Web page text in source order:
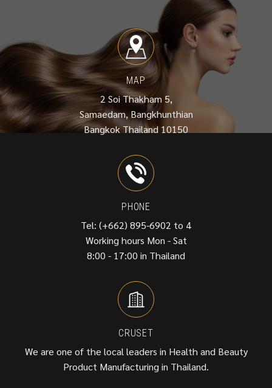
MAP
2 Soi Thakham 5,
Samaedam, Bangkhunthian
Bangkok Thailand 10150
PHONE
Tel: (+662) 895-6902 to 4
Working hours Mon - Sat
8:00 - 17:00 in Thailand
CRUSET
We are one of the local leaders in Health and Beauty
Product Manufacturing in Thailand.